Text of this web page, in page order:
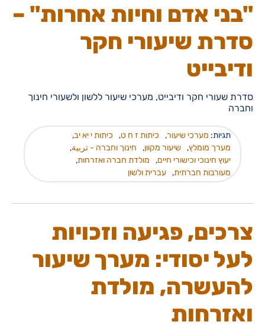
"בני אדם וחיות אחרות" –
סדרת שיעורי חקר
ודיבייט
סדרת שעורי חקר ודיבייט, מערכי שיעור ללשון ולשעורי חינוך
וחברה
תגיות: מערכי שיעור, כיתות ז ח ט, כיתות י יא יב,
מערך מומלץ, שיעור מקוון, חינוך וחברה - تربية,
יעוץ חינוכי וכישורי חיים, מולדת חברה ואזרחות,
מעורבות חברתית, עברית ולשון
צרכים, פגיעה וזכויות
לעל יסודי: מערך שיעור
להעשרה, מולדת
ואזרחות